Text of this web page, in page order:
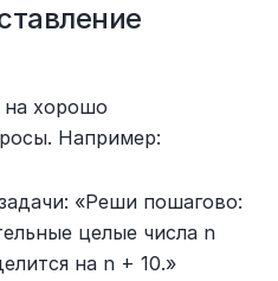
на хорошо
Например:
«Реши пошагово:
целые числа n
на n + 10.»